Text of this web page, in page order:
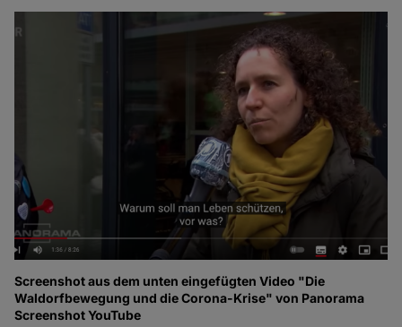
Screenshot aus dem unten eingefügten Video "Die
Waldorfbewegung und die Corona-Krise" von Panorama
Screenshot YouTube